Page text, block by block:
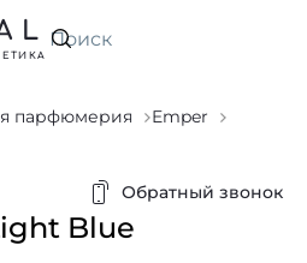
Искать
парфюмерия
Emper
Обратный звонок
Blue